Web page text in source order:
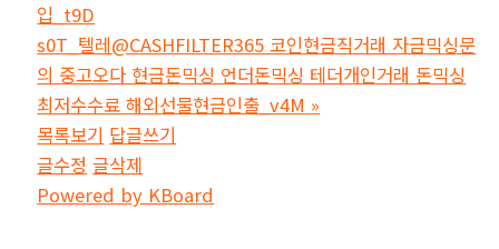
입_t9D
s0T_텔레@CASHFILTER365 코인현금직거래 자금믹싱문
의 중고오다 현금돈믹싱 언더돈믹싱 테더개인거래 돈믹싱
최저수수료 해외선물현금인출_v4M »
목록보기 답글쓰기
글수정 글삭제
Powered by KBoard